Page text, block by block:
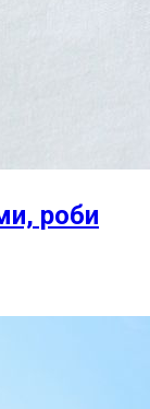
роби